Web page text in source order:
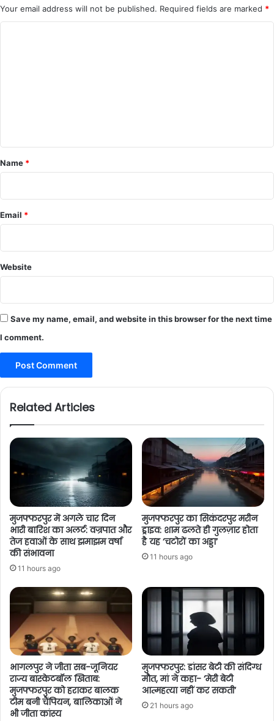
Your email address will not be published. Required fields are marked *
*
Name *
Email *
Website
Save my name, email, and website in this browser for the next time
I comment.
Related Articles
मुजफ्फरपुर में अगले चार दिन
भारी बारिश का अलर्ट: वज्रपात और
तेज हवाओं के साथ झमाझम वर्षा
की संभावना
11 hours ago
मुजफ्फरपुर का सिकंदरपुर मरीन
ड्राइव: शाम ढलते ही गुलज़ार होता
है यह ‘चटोरों का अड्डा’
11 hours ago
भागलपुर ने जीता सब-जूनियर
राज्य बास्केटबॉल खिताब:
मुजफ्फरपुर को हराकर बालक
टीम बनी चैंपियन, बालिकाओं ने
भी जीता कांस्य
मुजफ्फरपुर: डांसर बेटी की संदिग्ध
मौत, मां ने कहा- ‘मेरी बेटी
आत्महत्या नहीं कर सकती’
21 hours ago